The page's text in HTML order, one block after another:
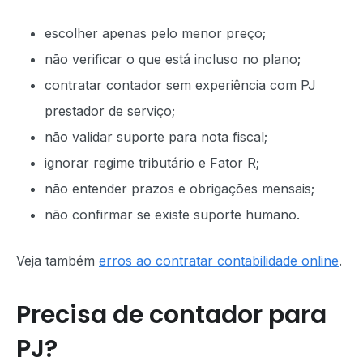
escolher apenas pelo menor preço;
não verificar o que está incluso no plano;
contratar contador sem experiência com PJ
prestador de serviço;
não validar suporte para nota fiscal;
ignorar regime tributário e Fator R;
não entender prazos e obrigações mensais;
não confirmar se existe suporte humano.
Veja também erros ao contratar contabilidade online.
Precisa de contador para
PJ?